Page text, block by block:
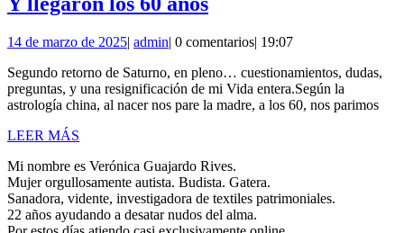
los
60
años
14 de marzo de 202514
marzo
de
2025
| adminadmin
| 0 comentarios| 19:07
Segundo retorno de Saturno, en pleno… cuestionamientos, dudas,
preguntas, y una resignificación de mi Vida entera.Según la
astrología china, al nacer nos pare la madre, a los 60, nos parimos
LEER MÁS
Mi nombre es Verónica Guajardo Rives.
Mujer orgullosamente autista. Budista. Gatera.
Sanadora, vidente, investigadora de textiles patrimoniales.
22 años ayudando a desatar nudos del alma.